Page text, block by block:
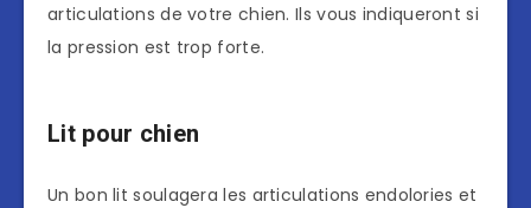
articulations de votre chien. Ils vous indiqueront si
la pression est trop forte.
Lit pour chien
Un bon lit soulagera les articulations endolories et